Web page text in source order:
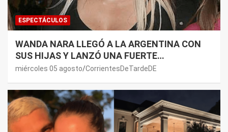
ESPECTÁCULOS
WANDA NARA LLEGÓ A LA ARGENTINA CON
SUS HIJAS Y LANZÓ UNA FUERTE
PREMONICIÓN SOBRE MAURO ICARDI
miércoles 05 agosto CorrientesDeTardeDE